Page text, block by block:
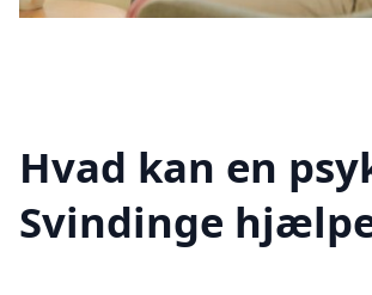
Hvad kan en
Svindinge